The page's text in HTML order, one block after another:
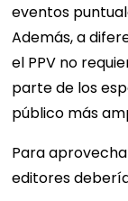
eventos
Además, a
el PPV no
parte de los
público más
Para
editores